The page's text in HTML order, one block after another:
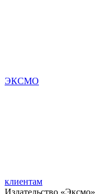
ЭКСМО
клиентам
Издательство «Эксмо»